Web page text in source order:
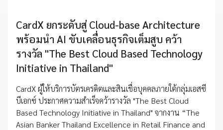
CardX ยกระดับสู่ Cloud-base Architecture
พร้อมนำ AI ขับเคลื่อนธุรกิจเต็มสูบ คว้า
รางวัล "The Best Cloud Based Technology
Initiative in Thailand"
CardX ผู้ให้บริการบัตรเครดิตและสินเชื่อบุคคลภายใต้กลุ่มเอสซี
บีเอกซ์ ประกาศความสำเร็จคว้ารางวัล "The Best Cloud
Based Technology Initiative in Thailand" จากงาน “The
Asian Banker Thailand Excellence in Retail Finance and